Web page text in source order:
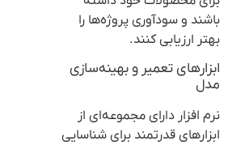
باشند و سودآوری پروژه‌ها را
بهتر ارزیابی کنند.
ابزارهای تعمیر و بهینه‌سازی
مدل
نرم افزار دارای مجموعه‌ای از
ابزارهای قدرتمند برای شناسایی